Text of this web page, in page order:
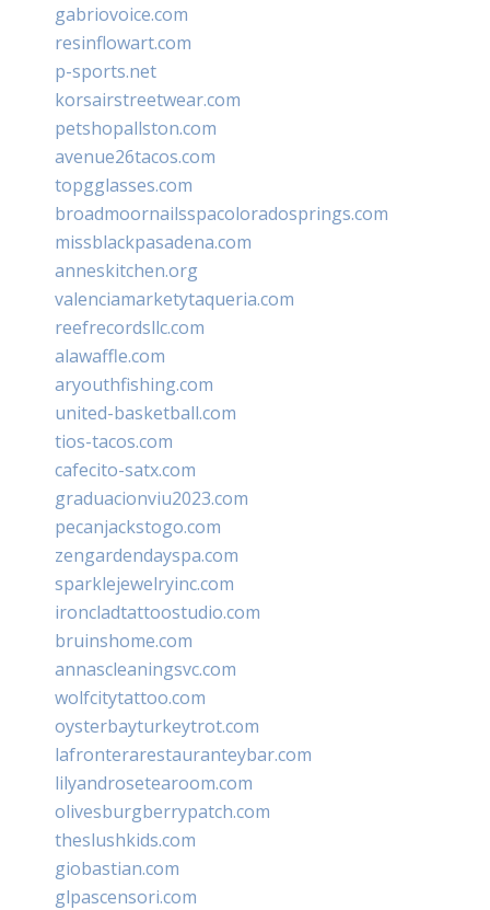
gabriovoice.com
resinflowart.com
p-sports.net
korsairstreetwear.com
petshopallston.com
avenue26tacos.com
topgglasses.com
broadmoornailsspacoloradosprings.com
missblackpasadena.com
anneskitchen.org
valenciamarketytaqueria.com
reefrecordsllc.com
alawaffle.com
aryouthfishing.com
united-basketball.com
tios-tacos.com
cafecito-satx.com
graduacionviu2023.com
pecanjackstogo.com
zengardendayspa.com
sparklejewelryinc.com
ironcladtattoostudio.com
bruinshome.com
annascleaningsvc.com
wolfcitytattoo.com
oysterbayturkeytrot.com
lafronterarestauranteybar.com
lilyandrosetearoom.com
olivesburgberrypatch.com
theslushkids.com
giobastian.com
glpascensori.com